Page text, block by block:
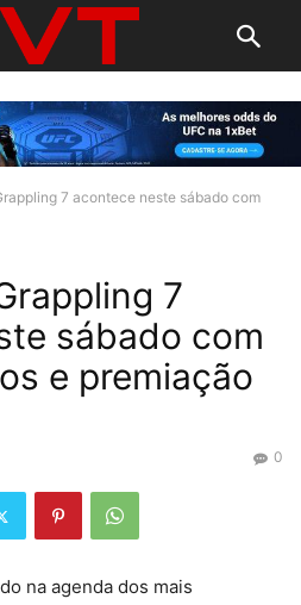
7 acontece neste sábado com
7
sábado com
e premiação
0
na agenda dos mais